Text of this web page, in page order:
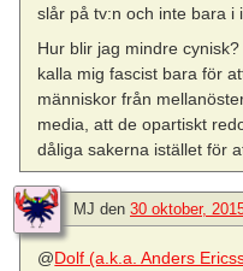
slår på tv:n och inte bara i
Hur blir jag mindre
kalla mig fascist bara för
människor från
media, att de opartiskt
dåliga sakerna istället för
MJ den 30 oktober,
@Dolf (a.k.a. Anders